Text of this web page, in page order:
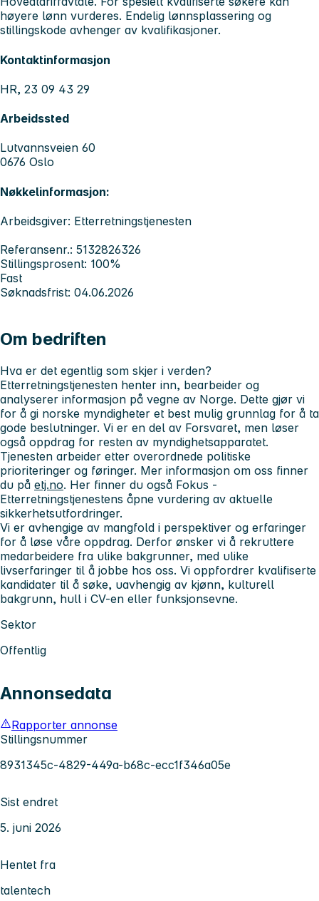
høyere lønn vurderes. Endelig lønnsplassering og
stillingskode avhenger av kvalifikasjoner.
Kontaktinformasjon
HR, 23 09 43 29
Arbeidssted
Lutvannsveien 60
0676 Oslo
Nøkkelinformasjon:
Arbeidsgiver: Etterretningstjenesten
Referansenr.: 5132826326
Stillingsprosent: 100%
Fast
Søknadsfrist: 04.06.2026
Om bedriften
Hva er det egentlig som skjer i verden?
Etterretningstjenesten henter inn, bearbeider og
analyserer informasjon på vegne av Norge. Dette gjør vi
for å gi norske myndigheter et best mulig grunnlag for å ta
gode beslutninger. Vi er en del av Forsvaret, men løser
også oppdrag for resten av myndighetsapparatet.
Tjenesten arbeider etter overordnede politiske
prioriteringer og føringer. Mer informasjon om oss finner
du på etj.no. Her finner du også Fokus -
Etterretningstjenestens åpne vurdering av aktuelle
sikkerhetsutfordringer.
Vi er avhengige av mangfold i perspektiver og erfaringer
for å løse våre oppdrag. Derfor ønsker vi å rekruttere
medarbeidere fra ulike bakgrunner, med ulike
livserfaringer til å jobbe hos oss. Vi oppfordrer kvalifiserte
kandidater til å søke, uavhengig av kjønn, kulturell
bakgrunn, hull i CV-en eller funksjonsevne.
Sektor
Offentlig
Annonsedata
Rapporter annonse
Stillingsnummer
8931345c-4829-449a-b68c-ecc1f346a05e
Sist endret
5. juni 2026
Hentet fra
talentech